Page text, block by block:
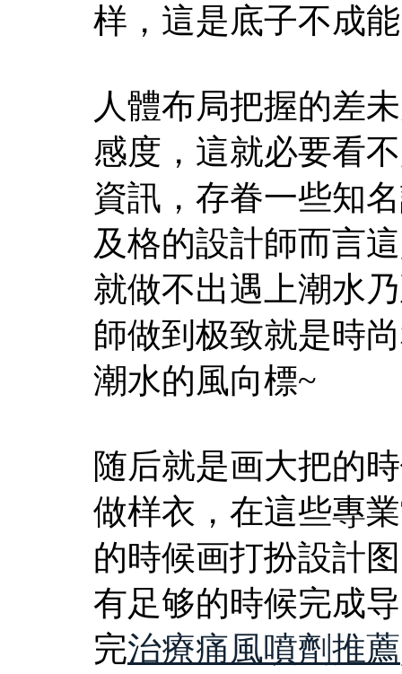
样，這是底子不成
人體布局把握的差
感度，這就必要看
資訊，存眷一些知
及格的設計師而言
就做不出遇上潮水
師做到极致就是時
潮水的風向標~
随后就是画大把的
做样衣，在這些專
的時候画打扮設計
有足够的時候完成
完治療痛風噴劑推薦